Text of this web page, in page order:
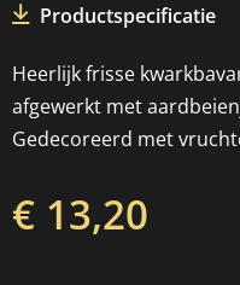
Heerlijk frisse
afgewerkt met
Gedecoreerd met
€ 13,20
Productspecificatie